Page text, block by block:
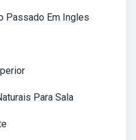
Passado Em Ingles
Para Sala